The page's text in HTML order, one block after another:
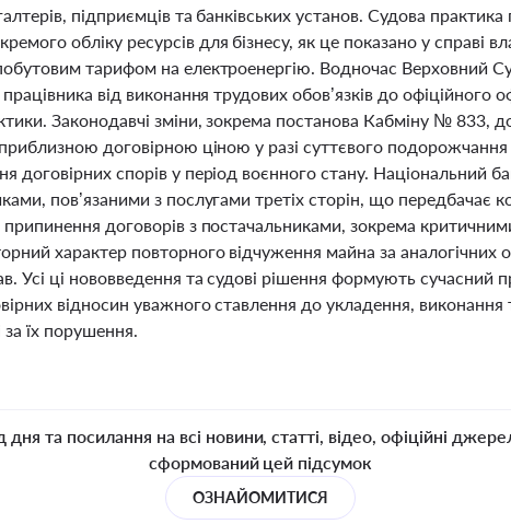
підприємців та банківських установ. Судова
обліку ресурсів для бізнесу, як це показано у справі
тарифом на електроенергію. Водночас Верховний
працівника від виконання трудових обов’язків до
Законодавчі зміни, зокрема постанова Кабміну № 833,
приблизною договірною ціною у разі суттєвого
договірних спорів у період воєнного стану. Національний
пов’язаними з послугами третіх сторін, що передбачає
договорів з постачальниками, зокрема
характер повторного відчуження майна за
Усі ці нововведення та судові рішення формують сучасний
відносин уважного ставлення до укладення,
їх порушення.
та посилання на всі новини, статті, відео, офіційні
сформований цей підсумок
ОЗНАЙОМИТИСЯ